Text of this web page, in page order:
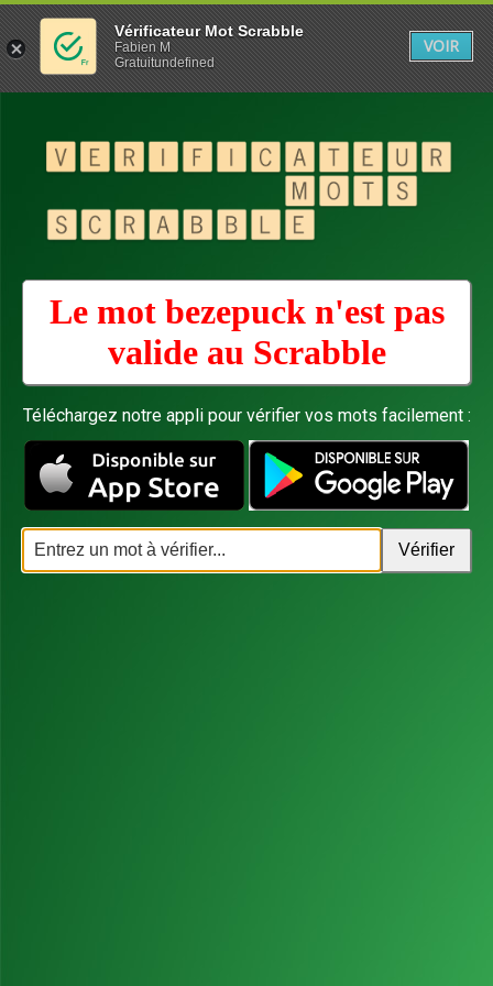
Le mot bezepuck n'est pas
valide au Scrabble
Téléchargez notre appli pour vérifier vos mots facilement :
Vérificateur Mot Scrabble
Fabien M
Gratuitundefined
VOIR